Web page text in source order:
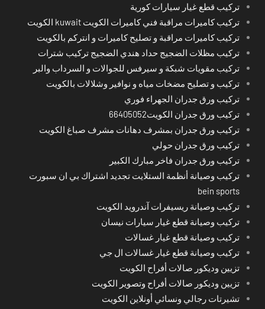
تركيب قطع غيار سيارات كورية
تركيب كاميرات مراقبة فني كاميرات الكويت kuwait الكويت
تركيب كاميرات مراقبة و تصليح كاميرات و انتركم بالكويت
تركيب مظلات الضجيج حداد هندي الضجيج تركيب شترات
تركيب مقويات شبكة و سيرفس للجوالات و السرداب والبر
تركيب و تصليح مضخات مياه و نوافير وشلالات بالكويت
تركيب ورق جدران الجهراء فوري
تركيب ورق جدران الكويت66405052
تركيب ورق جدران بمشرف دهانات مشرف صباغ الكويت
تركيب ورق جدران حولي
تركيب ورق جدران فاخر مبارك الكبير
تركيب وصيانة أنظمة الستلايت تجديد اشتراك بي ان سبورت
bein sports
تركيب وصيانة ريسيفرات آندرويد الكويت
تركيب وصيانة قطع غيار سيارات نيسان
تركيب وصيانة قطع غيار غسالات
تركيب وصيانة قطع غيار غسالات ال جي
تزيين وديكور صالات أفراح الكويت
تزيين وديكور صالات أفراح وتصوير الكويت
تشيرتات رجالي ونسائي أونلاين الكويت